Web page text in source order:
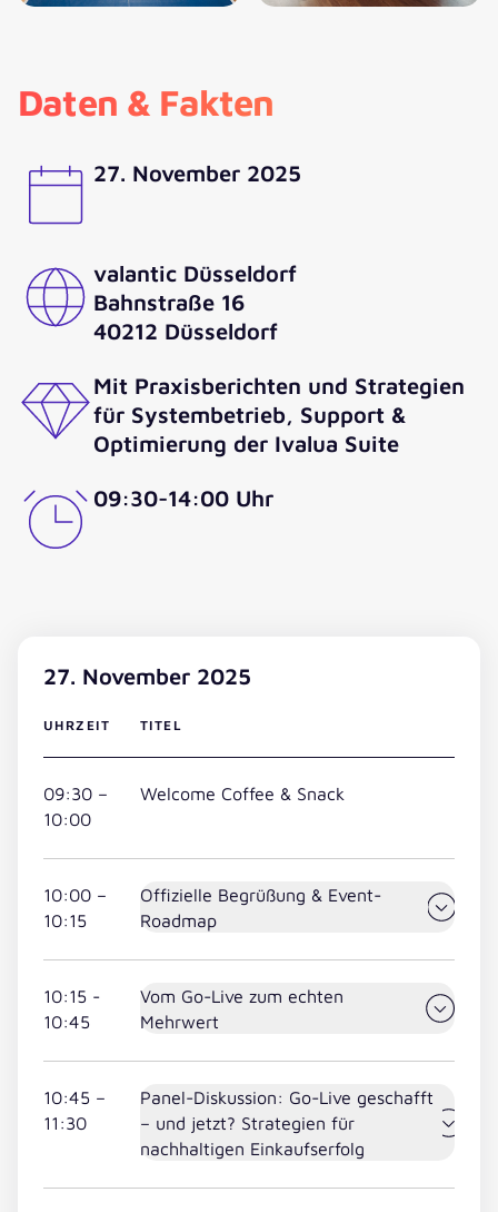
Daten & Fakten
27. November 2025
valantic Düsseldorf
Bahnstraße 16
40212 Düsseldorf
Mit Praxisberichten und Strategien
für Systembetrieb, Support &
Optimierung der Ivalua Suite
09:30-14:00 Uhr
27. November 2025
UHRZEIT TITEL
09:30 –
10:00
Welcome Coffee & Snack
10:00 –
10:15
Offizielle Begrüßung & Event-
Roadmap
10:15 -
10:45
Vom Go-Live zum echten
Mehrwert
10:45 –
11:30
Panel-Diskussion: Go-Live geschafft
– und jetzt? Strategien für
nachhaltigen Einkaufserfolg